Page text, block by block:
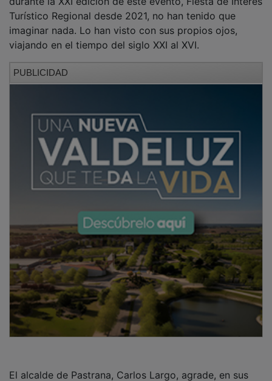
Turístico Regional desde 2021, no han tenido que
imaginar nada. Lo han visto con sus propios ojos,
viajando en el tiempo del siglo XXI al XVI.